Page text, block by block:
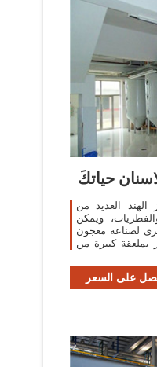
حياتكَ
العديد من
ويمكن
لصناعة معجون
بملعقة كبيرة من
على السعر